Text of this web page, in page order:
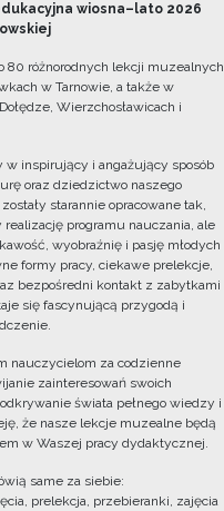
wiosna–lato 2026
80 różnorodnych lekcji muzealnych
w Tarnowie, a także w
Wierzchosławicach i
w inspirujący i angażujący sposób
oraz dziedzictwo naszego
starannie opracowane tak,
programu nauczania, ale
wyobraźnię i pasję młodych
formy pracy, ciekawe prelekcje,
bezpośredni kontakt z zabytkami
się fascynującą przygodą i
nauczycielom za codzienne
zainteresowań swoich
świata pełnego wiedzy i
że nasze lekcje muzealne będą
w Waszej pracy dydaktycznej.
same za siebie:
prelekcja, przebieranki, zajęcia